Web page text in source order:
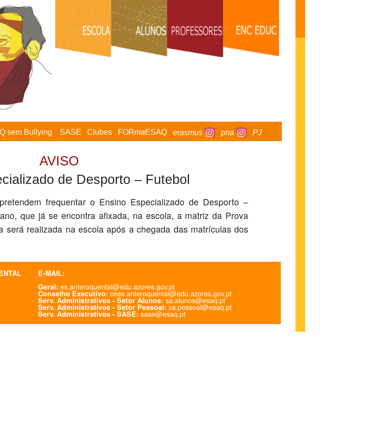
sem Bullying SASE Clubes FORmaESAQ erasmus pna PJ
AVISO
de Desporto – Futebol
frequentar o Ensino Especializado de Desporto –
que já se encontra afixada, na escola, a matriz da Prova
será realizada na escola após a chegada das matrículas dos
E-MAIL:
Geral: es.anteroquental@edu.azores.gov.pt
Conselho Executivo: cees.anteroquental@edu.azores.gov.pt
Serv. Administrativos - Setor Alunos: sa.alunos@esaq.pt
Serv. Administrativos - Setor Pessoal: sa.pessoal@esaq.pt
Serv. Administrativos - SASE: sase@esaq.pt